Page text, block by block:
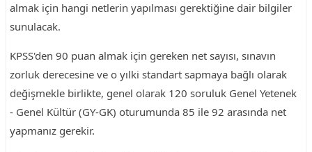
almak için hangi netlerin yapılması gerektiğine dair bilgiler
sunulacak.
KPSS'den 90 puan almak için gereken net sayısı, sınavın
zorluk derecesine ve o yılki standart sapmaya bağlı olarak
değişmekle birlikte, genel olarak 120 soruluk Genel Yetenek
- Genel Kültür (GY-GK) oturumunda 85 ile 92 arasında net
yapmanız gerekir.